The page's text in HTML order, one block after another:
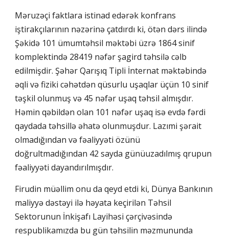
Məruzəçi faktlara istinad edərək konfrans
iştirakçılarının nəzərinə çatdırdı ki, ötən dərs ilində
Şəkidə 101 ümumtəhsil məktəbi üzrə 1864 sinif
komplektində 28419 nəfər şagird təhsilə cəlb
edilmişdir. Şəhər Qarışıq Tipli İnternat məktəbində
əqli və fiziki cəhətdən qüsurlu uşaqlar üçün 10 sinif
təşkil olunmuş və 45 nəfər uşaq təhsil almışdır.
Həmin qəbildən olan 101 nəfər uşaq isə evdə fərdi
qaydada təhsillə əhatə olunmuşdur. Lazımi şərait
olmadığından və fəaliyyəti özünü
doğrultmadığından 42 sayda günüuzadılmış qrupun
fəaliyyəti dayandırılmışdır.
Firudin müəllim onu da qeyd etdi ki, Dünya Bankının
maliyyə dəstəyi ilə həyata keçirilən Təhsil
Sektorunun İnkişafı Layihəsi çərçivəsində
respublikamızda bu gün təhsilin məzmununda